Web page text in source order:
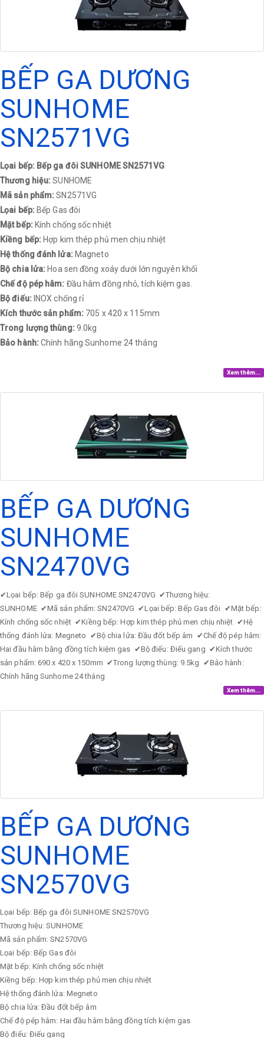
BẾP GA DƯƠNG
SUNHOME
SN2571VG
Lọai bếp: Bếp ga đôi SUNHOME SN2571VG
Thương hiệu:SUNHOME
Mã sản phẩm:SN2571VG
Lọai bếp: Bếp Gas đôi
Mặt bếp: Kính chống sốc nhiệt
Kiềng bếp: Hợp kim thép phủ men chịu nhiệt
Hệ thống đánh lửa: Magneto
Bộ chia lửa: Hoa sen đồng xoáy dưới lớn nguyên khối
Chế độ pép hâm: Đầu hâm đồng nhỏ, tích kiệm gas.
Bộ điếu: INOX chống rỉ
Kích thước sản phẩm: 705 x 420 x 115mm
Trong lượng thùng: 9.0kg
Bảo hành: Chính hãng Sunhome 24 tháng​
Xem thêm...
BẾP GA DƯƠNG
SUNHOME
SN2470VG
✔Lọai bếp: Bếp ga đôi SUNHOME SN2470VG ✔Thương hiệu:
SUNHOME ✔Mã sản phẩm: SN2470VG ✔Lọai bếp: Bếp Gas đôi ✔Mặt bếp:
Kính chống sốc nhiệt ✔Kiềng bếp: Hợp kim thép phủ men chịu nhiệt ✔Hệ
thống đánh lửa: Megneto ✔Bộ chia lửa: Đầu đốt bếp âm ✔Chế độ pép hâm:
Hai đầu hâm bằng đồng tích kiệm gas ✔Bộ điếu: Điếu gang ✔Kích thước
sản phẩm: 690 x 420 x 150mm ✔Trong lượng thùng: 9.5kg ✔Bảo hành:
Chính hãng Sunhome 24 tháng
Xem thêm...
BẾP GA DƯƠNG
SUNHOME
SN2570VG
Lọai bếp: Bếp ga đôi SUNHOME SN2570VG
Thương hiệu: SUNHOME
Mã sản phẩm: SN2570VG
Lọai bếp: Bếp Gas đôi
Mặt bếp: Kính chống sốc nhiệt
Kiềng bếp: Hợp kim thép phủ men chịu nhiệt
Hệ thống đánh lửa: Megneto
Bộ chia lửa: Đầu đốt bếp âm
Chế độ pép hâm: Hai đầu hâm bằng đồng tích kiệm gas
Bộ điếu: Điếu gang